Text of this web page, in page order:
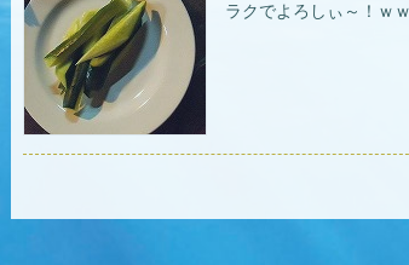
ラクでよろしぃ～！ｗ